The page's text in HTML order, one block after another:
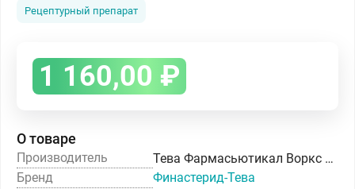
Рецептурный препарат
1 160,00 ₽
О товаре
Производитель
Тева Фармасьютикал Воркс Прайвэт Лимитед Компани
Бренд
Финастерид-Тева